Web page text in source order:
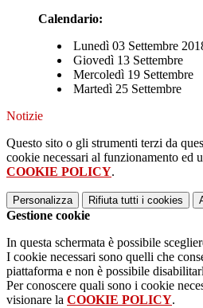
Calendario:
Lunedì 03 Settembre
Giovedì 13 Settembre
Mercoledì 19 Settembre
Martedì 25 Settembre
Notizie
Questo sito o gli strumenti terzi da
cookie necessari al funzionamento ed
COOKIE POLICY.
Personalizza Rifiuta tutti i cookies
Gestione cookie
In questa schermata è possibile
I cookie necessari sono quelli che
piattaforma e non è possibile
Per conoscere quali sono i cookie
visionare la COOKIE POLICY.